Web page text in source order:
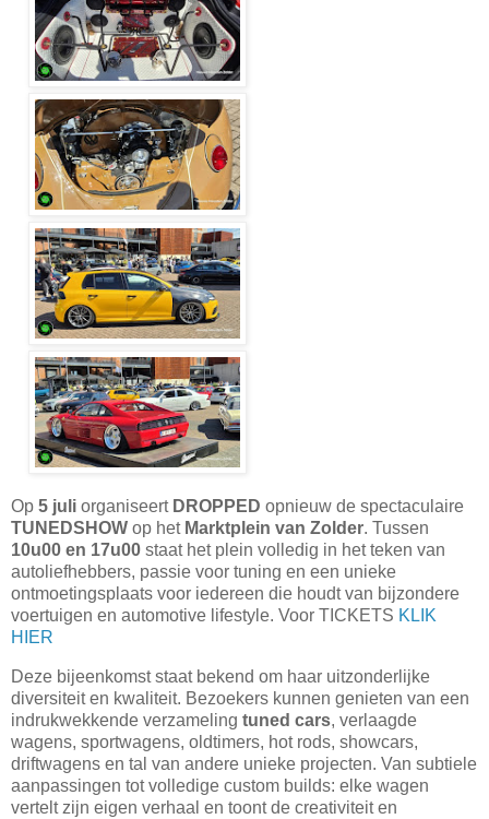
Op 5 juli organiseert DROPPED opnieuw de spectaculaire
TUNEDSHOW op het Marktplein van Zolder. Tussen
10u00 en 17u00 staat het plein volledig in het teken van
autoliefhebbers, passie voor tuning en een unieke
ontmoetingsplaats voor iedereen die houdt van bijzondere
voertuigen en automotive lifestyle. Voor TICKETS KLIK
HIER
Deze bijeenkomst staat bekend om haar uitzonderlijke
diversiteit en kwaliteit. Bezoekers kunnen genieten van een
indrukwekkende verzameling tuned cars, verlaagde
wagens, sportwagens, oldtimers, hot rods, showcars,
driftwagens en tal van andere unieke projecten. Van subtiele
aanpassingen tot volledige custom builds: elke wagen
vertelt zijn eigen verhaal en toont de creativiteit en